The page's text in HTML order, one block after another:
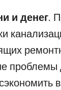
и денег.
проблемы